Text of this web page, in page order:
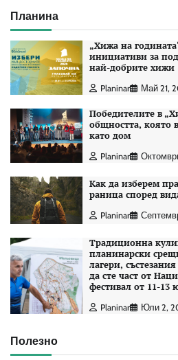
Планина
„Хижа на
инициативи за
най-добрите хижи
Planinar Май 21,
Победителите в
общността, която
като дом
Planinar
Как да изберем
раница според
Planinar
Традиционна
планинарски
лагери,
да сте част от
фестивал от 11-13
Planinar Юли 2,
Полезно